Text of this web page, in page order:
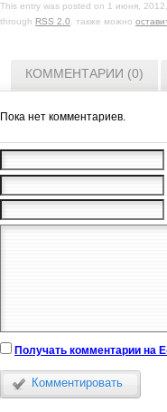
This entry was posted on 1 июня,
through RSS 2.0. также можно
КОММЕНТАРИИ (0)
Пока нет комментариев.
Получать комментарии на
Комментировать